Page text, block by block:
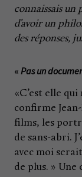
connaissais un
d’avoir un
des réponses,
« Pas un
«C’est elle
confirme Jean-
films, les
de sans-abri.
avec moi
de plus. »